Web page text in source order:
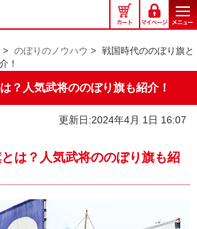
> のぼりのノウハウ > 戦国時代ののぼり旗と
！
？人気武将ののぼり旗も紹介！
更新日:2024年4月 1日 16:07
は？人気武将ののぼり旗も紹